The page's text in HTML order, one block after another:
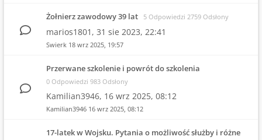
Żołnierz zawodowy 39 lat 5 Odpowiedzi 2759 Odsłony
marios1801, 31 sie 2023, 22:41
Swierk 18 wrz 2025, 19:57
Przerwane szkolenie i powrót do szkolenia
0 Odpowiedzi 983 Odsłony
Kamilian3946, 16 wrz 2025, 08:12
Kamilian3946 16 wrz 2025, 08:12
17-latek w Wojsku. Pytania o możliwość służby i różne